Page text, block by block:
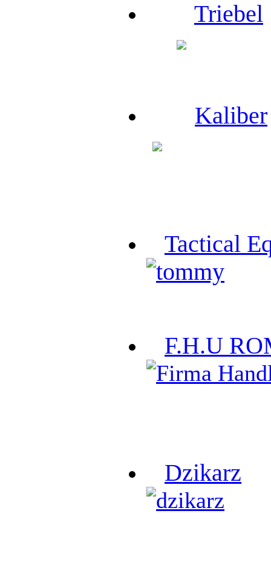
Triebel
Kaliber
Tactical
F.H.U
Dzikarz